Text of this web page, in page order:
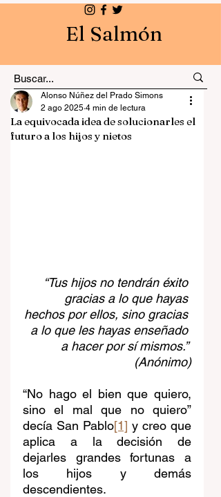
El Salmón
La equivocada idea de solucionarles el
futuro a los hijos y nietos
Alonso Núñez del Prado Simons
2 ago 2025 4 min de lectura
“Tus hijos no tendrán éxito
gracias a lo que hayas
hechos por ellos, sino gracias
a lo que les hayas enseñado
a hacer por sí mismos.”
(Anónimo)
“No hago el bien que quiero,
sino el mal que no quiero”
decía San Pablo[1] y creo que
aplica a la decisión de
dejarles grandes fortunas a
los hijos y demás
descendientes.